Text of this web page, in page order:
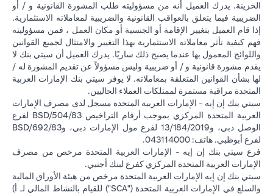
الخزينة. يدرك العميل أنه من مسؤوليته طلب المشورة القانونية و / أو
الضريبية فيما يتعلق بالعواقب القانونية والضريبية لمعاملاته الاستثمارية.
إذا قام العميل بتغيير الإقامة أو الجنسية أو مكان العمل ، فمن مسؤوليته
فهم كيفية تأثر معاملاته الاستثمارية بهذا التغيير والامتثال لجميع القوانين
واللوائح المعمول بها عندما يصبح ذلك ساريًا. يدرك العميل أن سيتي بنك لا
يقدم مشورة قانونية و / أو ضريبية وليس مسؤولاً عن تقديم المشورة له /
لها بشأن القوانين المتعلقة بمعاملاته. لا يوفر سيتي بنك الإمارات العربية
المتحدة مراقبة مستمرة لممتلكات العملاء الحاليين.
سيتي بنك إن إيه - الإمارات العربية المتحدة مسجل لدى مصرف الإمارات
العربية المتحدة المركزي بموجب أرقام التراخيص BSD/504/83 لفرع
الوصل دبي، و13/184/2019 لفرع مول الإمارات دبي، وBSD/692/83
لفرع أبوظبي. هاتف: 043114000.
فرع سيتي بنك إن إيه - الإمارات العربية المتحدة مرخص من مصرف
الإمارات العربية المتحدة المركزي كفرع لبنك أجنبي.
سيتي بنك إن إيه الإمارات العربية المتحدة مرخص من هيئة الأوراق المالية
والسلع في الإمارات العربية المتحدة ("SCA") للقيام بالنشاط المالي لـ أ)